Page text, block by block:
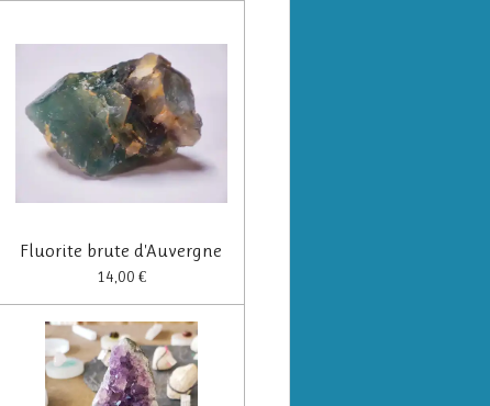
Fluorite brute d'Auvergne
14,00 €